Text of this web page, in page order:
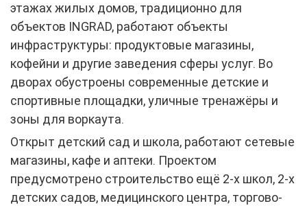
этажах жилых домов, традиционно для
объектов INGRAD, работают объекты
инфраструктуры: продуктовые магазины,
кофейни и другие заведения сферы услуг. Во
дворах обустроены современные детские и
спортивные площадки, уличные тренажёры и
зоны для воркаута.
Открыт детский сад и школа, работают сетевые
магазины, кафе и аптеки. Проектом
предусмотрено строительство ещё 2-х школ, 2-х
детских садов, медицинского центра, торгово-